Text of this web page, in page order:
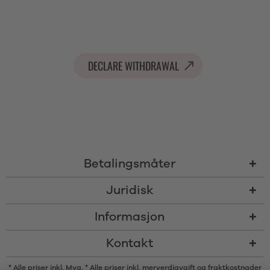
DECLARE WITHDRAWAL
Betalingsmåter
Juridisk
Informasjon
Kontakt
* Alle priser inkl. Mva. * Alle priser inkl. merverdiavgift og fraktkostnader